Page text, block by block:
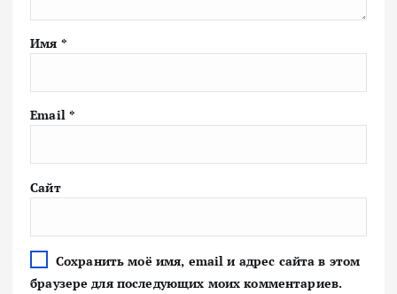
Имя *
Email *
Сайт
Сохранить моё имя, email и адрес сайта в этом
браузере для последующих моих комментариев.